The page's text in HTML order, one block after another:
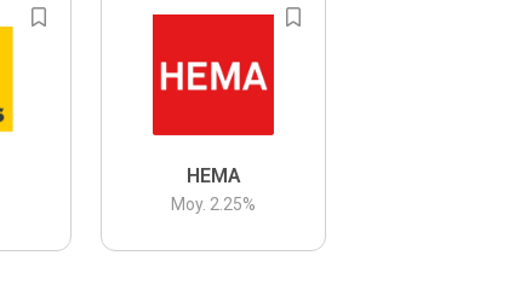
HEMA
Moy. 2.25%